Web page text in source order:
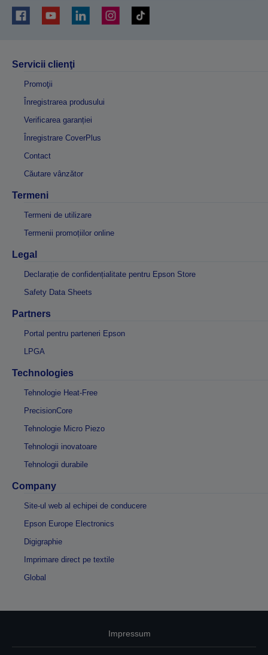
Servicii clienţi
Promoţii
Înregistrarea produsului
Verificarea garanției
Înregistrare CoverPlus
Contact
Căutare vânzător
Termeni
Termeni de utilizare
Termenii promoțiilor online
Legal
Declarație de confidențialitate pentru Epson Store
Safety Data Sheets
Partners
Portal pentru parteneri Epson
LPGA
Technologies
Tehnologie Heat-Free
PrecisionCore
Tehnologie Micro Piezo
Tehnologii inovatoare
Tehnologii durabile
Company
Site-ul web al echipei de conducere
Epson Europe Electronics
Digigraphie
Imprimare direct pe textile
Global
Impressum